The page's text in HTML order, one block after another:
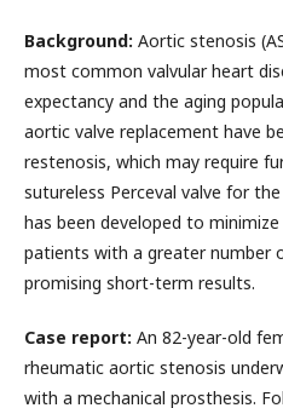
Background: Aortic stenosis
most common valvular heart
expectancy and the aging
aortic valve replacement have
restenosis, which may require
sutureless Perceval valve for
has been developed to
patients with a greater number
promising short-term results.
Case report: An 82-year-old
rheumatic aortic stenosis
with a mechanical prosthesis.